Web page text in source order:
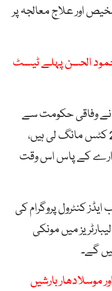
اور علاج معالجہ پر
الحسن پہلے ٹیسٹ
وفاقی حکومت سے
منکی پاکس کے ٹیسٹ کے لیے 200 کٹس مانگ لی ہیں،
کے پاس اس وقت
کنٹرول پروگرام کی
میں مونکی
گے۔
اور موسلادھار بارشیں